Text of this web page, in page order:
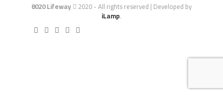
8020 Lifeway 2020 - All rights reserved | Developed by
iLamp.